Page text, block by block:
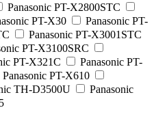
Panasonic PT-X2800STC
PT-X30
Panasonic PT-
Panasonic PT-X3001STC
PT-X3100SRC
PT-X321C
Panasonic PT-
Panasonic PT-X610
TH-D3500U
Panasonic